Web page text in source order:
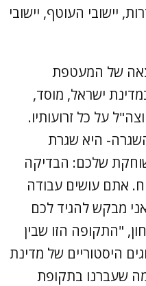
יישובי העוטף, יישובי
של המעטפת
ישראל, מוסד,
על כל זרועותיו.
היא שגרת
שלכם: הבדיקה
אתם עושים עבודה
מבקש להגיד לכם
"התקופה הזו שבין
היסטוריים של מדינת
שעברנו בתקופת